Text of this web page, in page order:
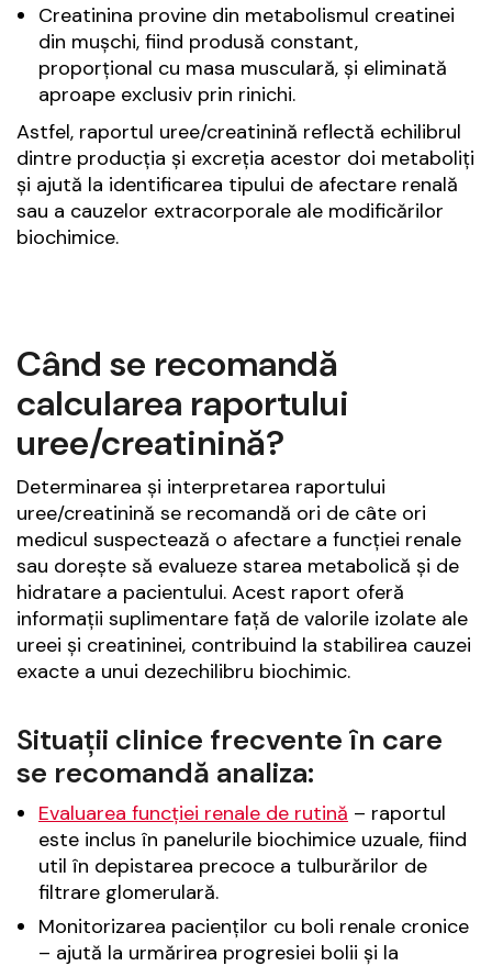
Creatinina provine din metabolismul creatinei
din mușchi, fiind produsă constant,
proporțional cu masa musculară, și eliminată
aproape exclusiv prin rinichi.
Astfel, raportul uree/creatinină reflectă echilibrul
dintre producția și excreția acestor doi metaboliți
și ajută la identificarea tipului de afectare renală
sau a cauzelor extracorporale ale modificărilor
biochimice.
Când se recomandă
calcularea raportului
uree/creatinină?
Determinarea și interpretarea raportului
uree/creatinină se recomandă ori de câte ori
medicul suspectează o afectare a funcției renale
sau dorește să evalueze starea metabolică și de
hidratare a pacientului. Acest raport oferă
informații suplimentare față de valorile izolate ale
ureei și creatininei, contribuind la stabilirea cauzei
exacte a unui dezechilibru biochimic.
Situații clinice frecvente în care
se recomandă analiza:
Evaluarea funcției renale de rutină – raportul
este inclus în panelurile biochimice uzuale, fiind
util în depistarea precoce a tulburărilor de
filtrare glomerulară.
Monitorizarea pacienților cu boli renale cronice
– ajută la urmărirea progresiei bolii și la